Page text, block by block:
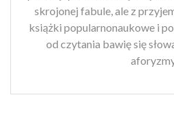
skrojonej fabule, ale z
książki popularnonaukowe i
od czytania bawię się